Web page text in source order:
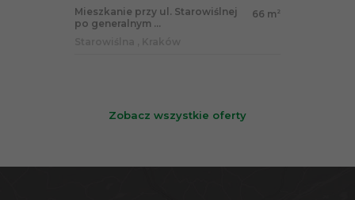
Mieszkanie przy ul. Starowiślnej
po generalnym ...
66 m 2
Zobacz wszystkie oferty